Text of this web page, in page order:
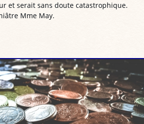
et serait sans doute catastrophique.
Mme May.